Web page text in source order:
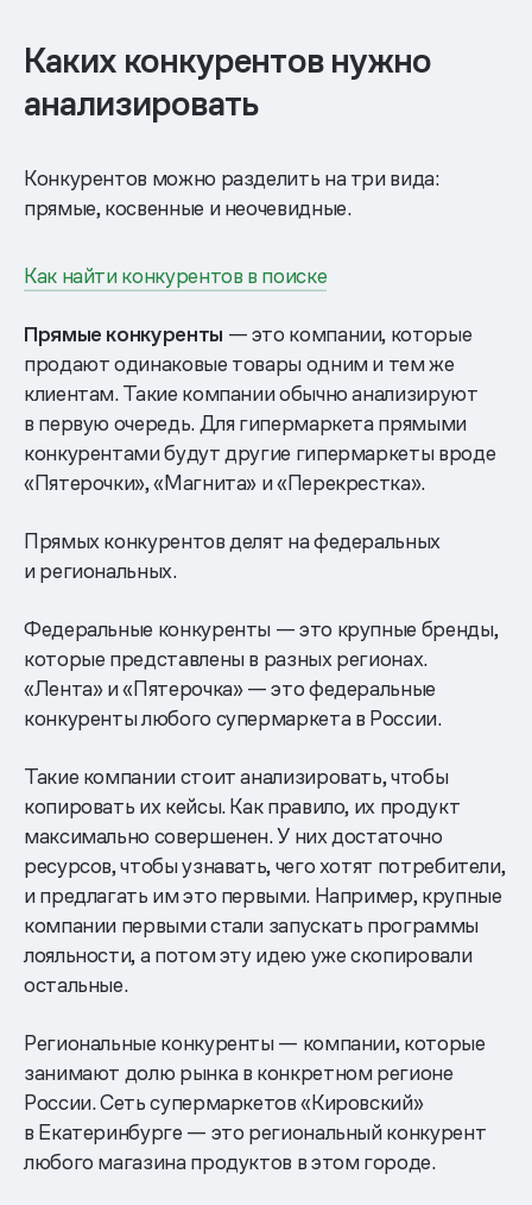
Каких конкурентов нужно
анализировать
Конкурентов можно разделить на три вида:
прямые, косвенные и неочевидные.
Как найти конкурентов в поиске
Прямые конкуренты — это компании, которые
продают одинаковые товары одним и тем же
клиентам. Такие компании обычно анализируют
в первую очередь. Для гипермаркета прямыми
конкурентами будут другие гипермаркеты вроде
«Пятерочки», «Магнита» и «Перекрестка».
Прямых конкурентов делят на федеральных
и региональных.
Федеральные конкуренты — это крупные бренды,
которые представлены в разных регионах.
«Лента» и «Пятерочка» — это федеральные
конкуренты любого супермаркета в России.
Такие компании стоит анализировать, чтобы
копировать их кейсы. Как правило, их продукт
максимально совершенен. У них достаточно
ресурсов, чтобы узнавать, чего хотят потребители,
и предлагать им это первыми. Например, крупные
компании первыми стали запускать программы
лояльности, а потом эту идею уже скопировали
остальные.
Региональные конкуренты — компании, которые
занимают долю рынка в конкретном регионе
России. Сеть супермаркетов «Кировский»
в Екатеринбурге — это региональный конкурент
любого магазина продуктов в этом городе.